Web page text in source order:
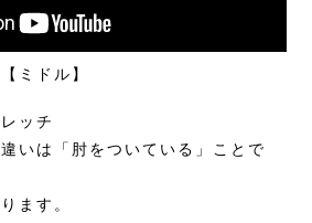
ミドル】
ッチ
いは「肘をついている」ことで
ます。